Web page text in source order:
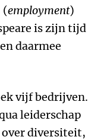
(employment)
is zijn tijd
daarmee
vijf bedrijven.
leiderschap
over diversiteit,